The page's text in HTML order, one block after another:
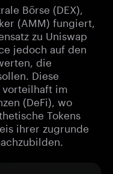
Börse (DEX),
(AMM) fungiert,
zu Uniswap
jedoch auf den
die
Diese
vorteilhaft im
(DeFi), wo
Tokens
ihrer zugrunde